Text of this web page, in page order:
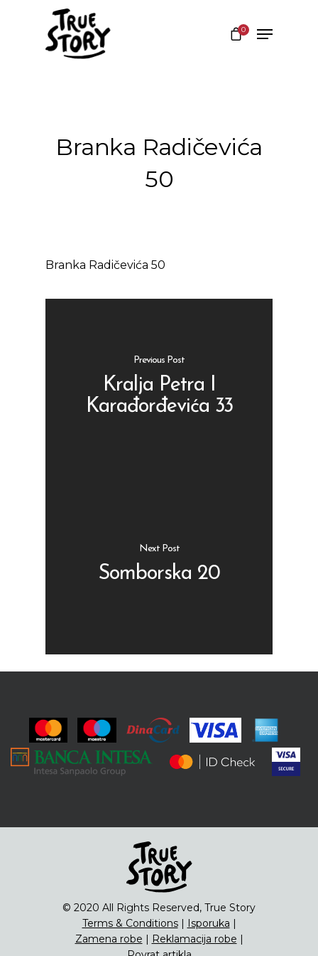
0
Branka Radičevića
50
Branka Radičevića 50
Previous Post
Kralja Petra I
Karađorđevića 33
Next Post
Somborska 20
© 2020 All Rights Reserved, True Story
Terms & Conditions| Isporuka |
Zamena robe | Reklamacija robe |
Paketi proizvoda